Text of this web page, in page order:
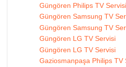
Güngören Philips TV Servisi
Güngören Samsung TV
Güngören Samsung TV
Güngören LG TV Servisi
Güngören LG TV Servisi
Gaziosmanpaşa Philips TV